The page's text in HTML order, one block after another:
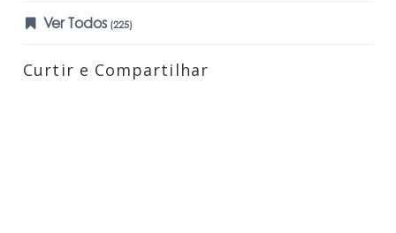
Ver Todos (225)
Curtir e Compartilhar